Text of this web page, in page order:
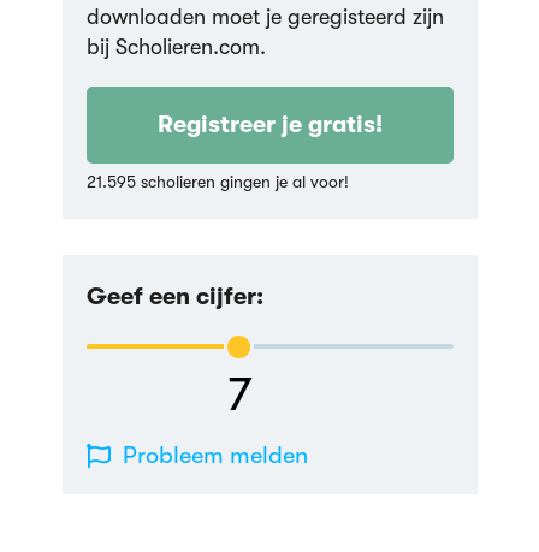
downloaden moet je geregisteerd zijn
bij Scholieren.com.
Registreer je gratis!
21.595 scholieren gingen je al voor!
Geef een cijfer:
7
Probleem melden